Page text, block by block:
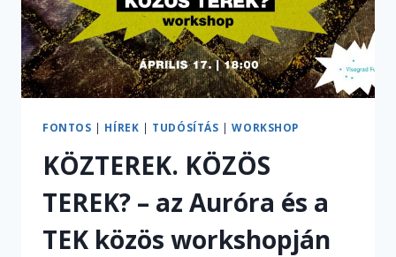
FONTOS | HÍREK | TUDÓSÍTÁS |WORKSHOP
KÖZTEREK. KÖZÖS
TEREK? – az Auróra és a
TEK közös workshopján